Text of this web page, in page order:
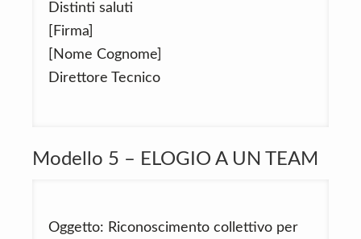
Distinti saluti
[Firma]
[Nome Cognome]
Direttore Tecnico
Modello 5 – ELOGIO A UN TEAM
Oggetto: Riconoscimento collettivo per